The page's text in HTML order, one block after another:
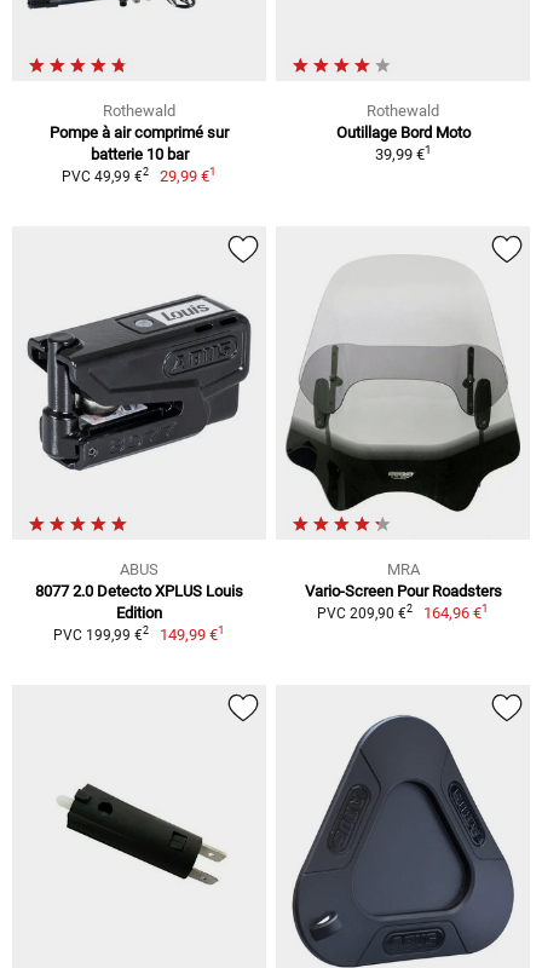
Rothewald
Pompe à air comprimé sur
batterie 10 bar
PVC 49,99 €2 29,99 €1
Rothewald
Outillage Bord Moto
39,99 €1
ABUS
8077 2.0 Detecto XPLUS Louis
Edition
PVC 199,99 €2 149,99 €1
MRA
Vario-Screen Pour Roadsters
PVC 209,90 €2 164,96 €1